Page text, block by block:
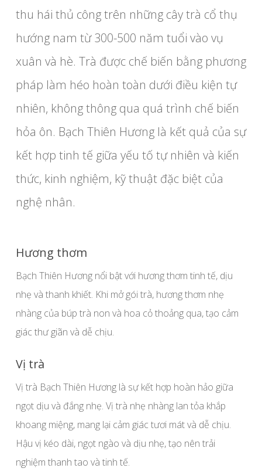
thu hái thủ công trên những cây trà cổ thụ
hướng nam từ 300-500 năm tuổi vào vụ
xuân và hè. Trà được chế biến bằng phương
pháp làm héo hoàn toàn dưới điều kiện tự
nhiên, không thông qua quá trình chế biến
hỏa ôn. Bạch Thiên Hương là kết quả của sự
kết hợp tinh tế giữa yếu tố tự nhiên và kiến
thức, kinh nghiệm, kỹ thuật đặc biệt của
nghệ nhân.
Hương thơm
Bạch Thiên Hương nổi bật với hương thơm tinh tế, dịu
nhẹ và thanh khiết. Khi mở gói trà, hương thơm nhẹ
nhàng của búp trà non và hoa cỏ thoảng qua, tạo cảm
giác thư giãn và dễ chịu.
Vị trà
Vị trà Bạch Thiên Hương là sự kết hợp hoàn hảo giữa
ngọt dịu và đắng nhẹ. Vị trà nhẹ nhàng lan tỏa khắp
khoang miệng, mang lại cảm giác tươi mát và dễ chịu.
Hậu vị kéo dài, ngọt ngào và dịu nhẹ, tạo nên trải
nghiệm thanh tao và tinh tế.